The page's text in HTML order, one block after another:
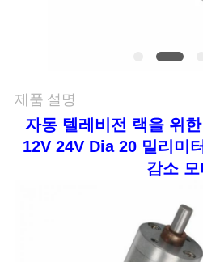
스
인
제품 설명
자동 텔레비전 랙을 위
12V 24V Dia 20 밀리미
감소 모